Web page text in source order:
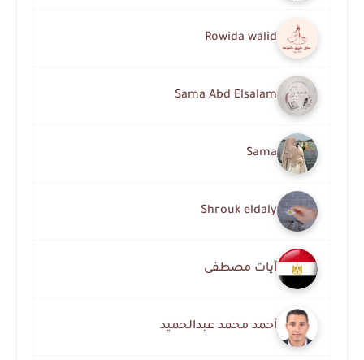
Rowida walid
Sama Abd Elsalam
Sama
Shrouk eldaly
آيات مصطفى
أحمد محمد عبدالحميد